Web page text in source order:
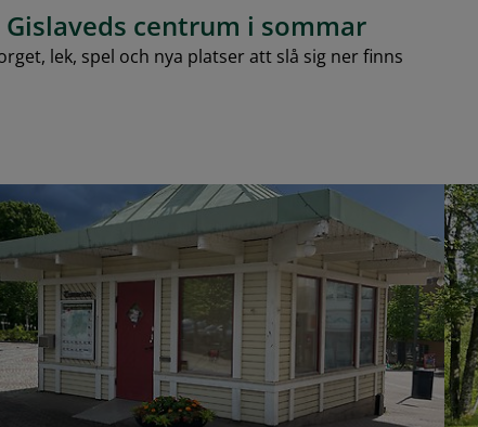
centrum i sommar
lek, spel och nya platser att slå sig ner finns